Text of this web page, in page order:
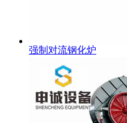
强制对流钢化炉